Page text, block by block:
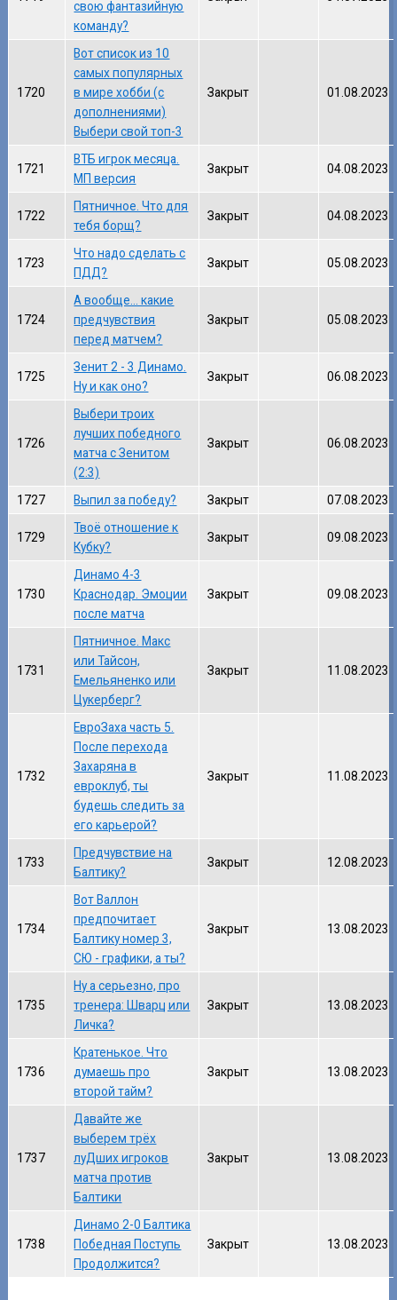
свою фантазийную
команду?
1720
Вот список из 10
самых популярных
в мире хобби (с
дополнениями)
Выбери свой топ-3
Закрыт 01.08.2023
1721
ВТБ игрок месяца.
МП версия
Закрыт 04.08.2023
1722
Пятничное. Что для
тебя борщ?
Закрыт 04.08.2023
1723
Что надо сделать с
ПДД?
Закрыт 05.08.2023
1724
А вообще... какие
предчувствия
перед матчем?
Закрыт 05.08.2023
1725
Зенит 2 - 3 Динамо.
Ну и как оно?
Закрыт 06.08.2023
1726
Выбери троих
лучших победного
матча с Зенитом
(2:3)
Закрыт 06.08.2023
1727 Выпил за победу? Закрыт 07.08.2023
1729
Твоё отношение к
Кубку?
Закрыт 09.08.2023
1730
Динамо 4-3
Краснодар. Эмоции
после матча
Закрыт 09.08.2023
1731
Пятничное. Макс
или Тайсон,
Емельяненко или
Цукерберг?
Закрыт 11.08.2023
1732
ЕвроЗаха часть 5.
После перехода
Захаряна в
евроклуб, ты
будешь следить за
его карьерой?
Закрыт 11.08.2023
1733
Предчувствие на
Балтику?
Закрыт 12.08.2023
1734
Вот Валлон
предпочитает
Балтику номер 3,
СЮ - графики, а ты?
Закрыт 13.08.2023
1735
Ну а серьезно, про
тренера: Шварц или
Личка?
Закрыт 13.08.2023
1736
Кратенькое. Что
думаешь про
второй тайм?
Закрыт 13.08.2023
1737
Давайте же
выберем трёх
луДших игроков
матча против
Балтики
Закрыт 13.08.2023
1738
Динамо 2-0 Балтика
Победная Поступь
Продолжится?
Закрыт 13.08.2023